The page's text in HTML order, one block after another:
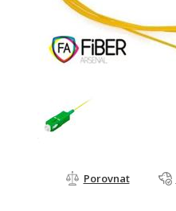
Porovnat